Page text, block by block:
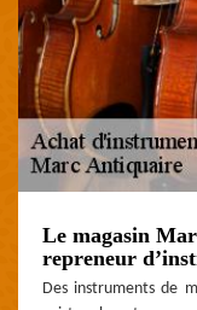
Le magasin
repreneur
Des instruments de